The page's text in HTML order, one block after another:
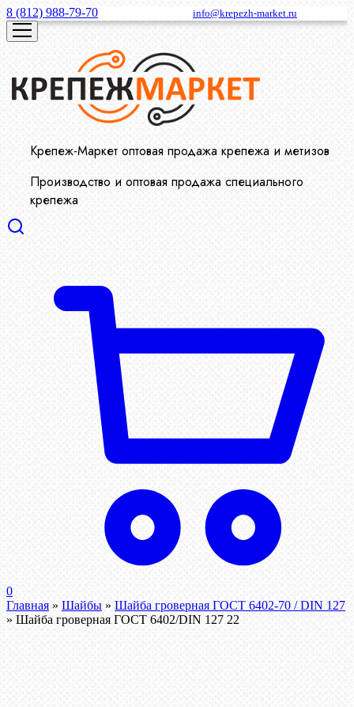
8 (812) 988-79-70 info@krepezh-market.ru
Крепеж-Маркет оптовая продажа крепежа и метизов
Производство и оптовая продажа специального
крепежа
0
Главная » Шайбы » Шайба гроверная ГОСТ 6402-70 / DIN 127
» Шайба гроверная ГОСТ 6402/DIN 127 22